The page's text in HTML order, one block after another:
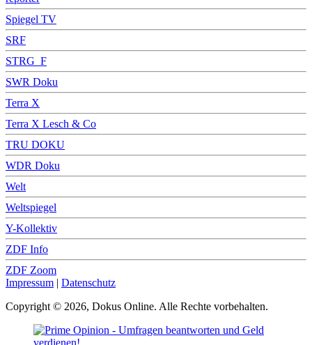
Spiegel TV
SRF
STRG_F
SWR Doku
Terra X
Terra X Lesch & Co
TRU DOKU
WDR Doku
Welt
Weltspiegel
Y-Kollektiv
ZDF Info
ZDF Zoom
Impressum | Datenschutz
Copyright © 2026, Dokus Online. Alle Rechte vorbehalten.